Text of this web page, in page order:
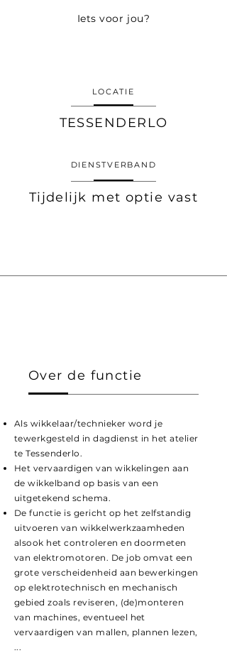
Iets voor jou?
LOCATIE
TESSENDERLO
DIENSTVERBAND
Tijdelijk met optie vast
Over de functie
Als wikkelaar/technieker word je
tewerkgesteld in dagdienst in het atelier
te Tessenderlo.
Het vervaardigen van wikkelingen aan
de wikkelband op basis van een
uitgetekend schema.
De functie is gericht op het zelfstandig
uitvoeren van wikkelwerkzaamheden
alsook het controleren en doormeten
van elektromotoren. De job omvat een
grote verscheidenheid aan bewerkingen
op elektrotechnisch en mechanisch
gebied zoals reviseren, (de)monteren
van machines, eventueel het
vervaardigen van mallen, plannen lezen,
...